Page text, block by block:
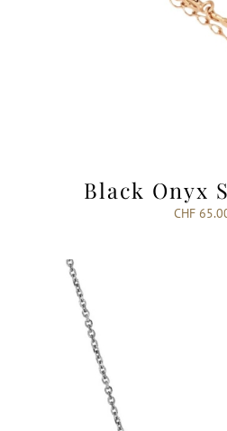
Black Onyx
CHF